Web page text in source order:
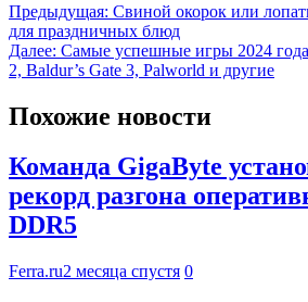
Предыдущая: Свиной окорок или
для праздничных блюд
Далее: Самые успешные игры 2024 года
2, Baldur’s Gate 3, Palworld и другие
Похожие новости
Команда GigaByte
рекорд разгона
DDR5
Ferra.ru2 месяца спустя 0